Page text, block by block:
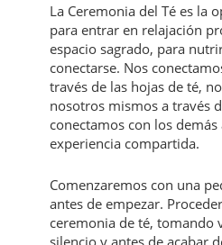
La Ceremonia del Té es la
para entrar en relajación
espacio sagrado, para
conectarse. Nos
través de las hojas de té,
nosotros mismos a través
conectamos con los demás
experiencia compartida.
Comenzaremos con una
antes de empezar.
ceremonia de té, tomando
silencio y antes de acabar